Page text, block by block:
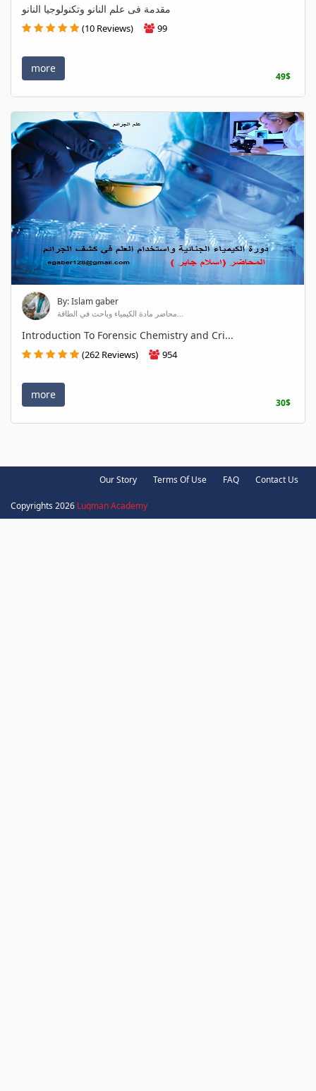
مقدمة فى علم النانو وتكنولوجيا النانو
(10 Reviews) 99
more
49$
By: Islam gaber
محاضر مادة الكيمياء وباحث في الطاقة...
Introduction To Forensic Chemistry and Cri...
(262 Reviews) 954
more
30$
Our Story Terms Of Use FAQ Contact Us
Copyrights 2026 Luqman Academy